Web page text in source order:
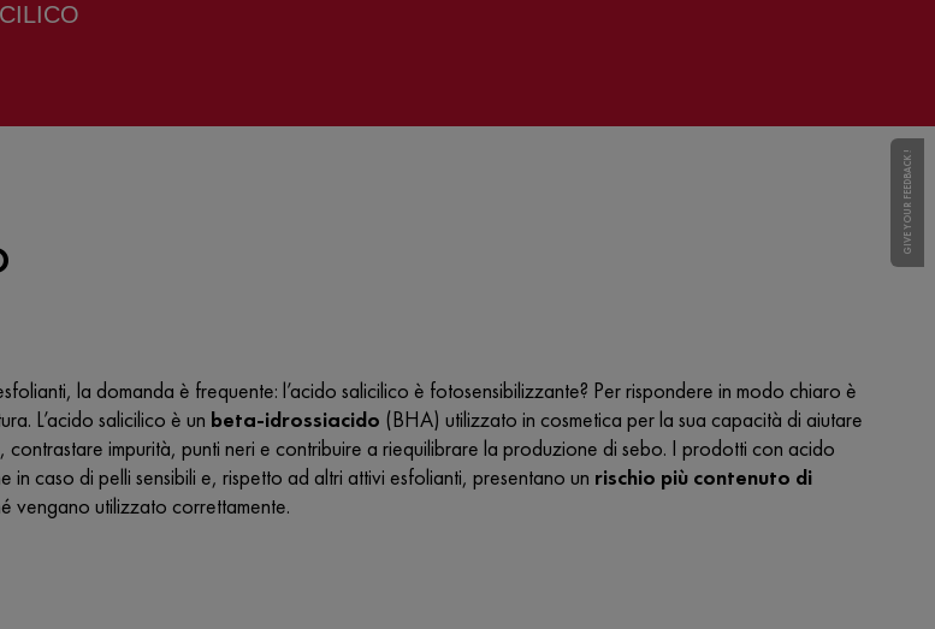
la domanda è frequente:l’acido salicilico è fotosensibilizzante? Per rispondere in modo chiaro è
L’acido salicilico è un beta-idrossiacido (BHA) utilizzato in cosmetica per la sua capacità di aiutare
impurità, punti neri e contribuire a riequilibrare la produzione di sebo. I prodotti con acido
in caso di pelli sensibili e, rispetto ad altri attivi esfolianti, presentano un rischio più contenuto di
vengano utilizzato correttamente.
GIVE YOUR FEEDBACK !